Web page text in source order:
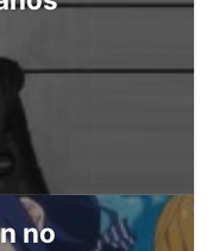
no